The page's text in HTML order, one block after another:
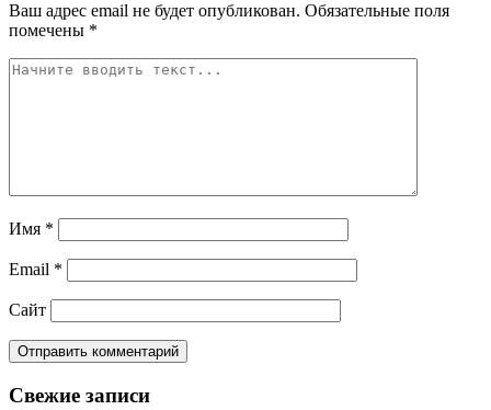
Ваш адрес email не будет опубликован. Обязательные поля
помечены *
Имя *
Email *
Сайт
Свежие записи